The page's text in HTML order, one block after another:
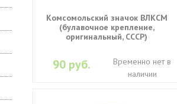
Комсомольский значок ВЛКСМ
(булавочное крепление,
оригинальный, СССР)
90 руб.
Временно нет в
наличии